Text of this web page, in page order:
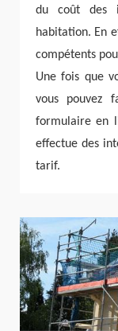
du coût des
habitation. En
compétents
Une fois que
vous pouvez
formulaire en
effectue des
tarif.